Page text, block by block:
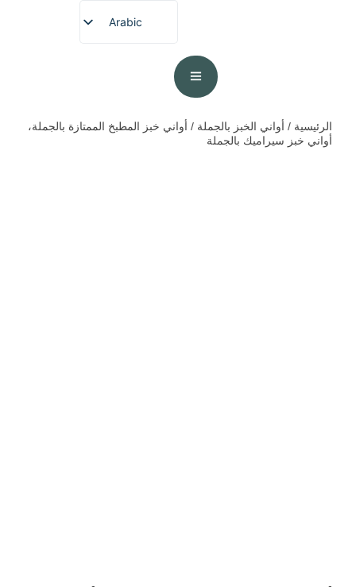
Arabic
English
Spanish
الرئيسية / أواني الخبز بالجملة / أواني خبز المطبخ الممتازة بالجملة،
أواني خبز سيراميك بالجملة